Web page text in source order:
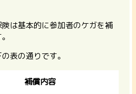
は基本的に参加者のケガを補
表の通りです。
補償内容